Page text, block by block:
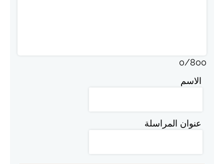
0/800
الاسم
عنوان المراسلة